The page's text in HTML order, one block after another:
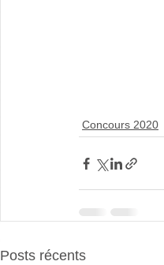
Concours 2020
Posts récents